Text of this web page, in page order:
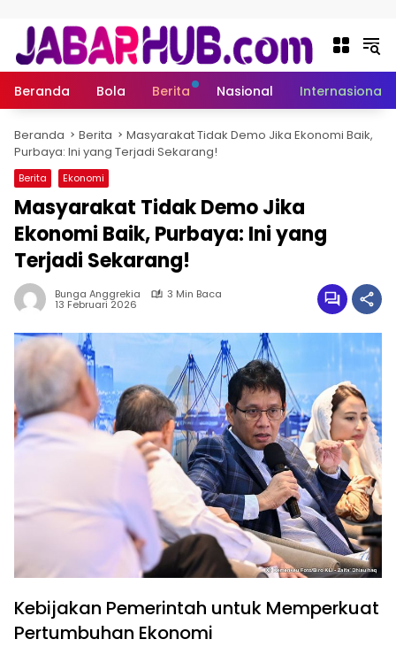
Beranda Bola Berita Nasional Internasional
Beranda Berita
Masyarakat Tidak Demo Jika Ekonomi Baik,
Purbaya: Ini yang Terjadi Sekarang!
Berita Ekonomi
Masyarakat Tidak Demo Jika
Ekonomi Baik, Purbaya: Ini yang
Terjadi Sekarang!
Bunga Anggrekia 3 Min Baca
13 Februari 2026
Kebijakan Pemerintah untuk Memperkuat
Pertumbuhan Ekonomi